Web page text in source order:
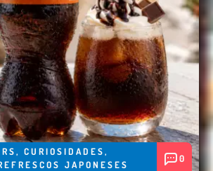
, CURIOSIDADES,
JAPONESES
0